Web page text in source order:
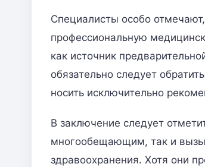
Специалисты особо
профессиональную
как источник
обязательно следует
носить исключительно
В заключение следует
многообещающим, так и
здравоохранения. Хотя они